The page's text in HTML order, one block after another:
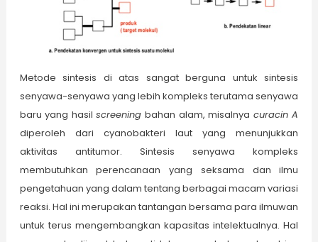
Metode sintesis di atas sangat berguna untuk sintesis
senyawa-senyawa yang lebih kompleks terutama senyawa
baru yang hasilscreening bahan alam, misalnya curacin A
diperoleh dari cyanobakteri laut yang menunjukkan
aktivitas antitumor. Sintesis senyawa kompleks
membutuhkan perencanaan yang seksama dan ilmu
pengetahuan yang dalam tentang berbagai macam variasi
reaksi. Hal ini merupakan tantangan bersama para ilmuwan
untuk terus mengembangkan kapasitas intelektualnya. Hal